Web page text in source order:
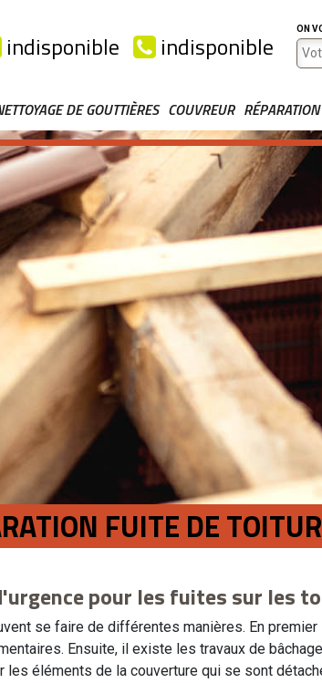
indisponible indisponible
ON
DE GOUTTIÈRES COUVREUR
FUITE DE
pour les fuites sur les
se faire de différentes manières. En
Ensuite, il existe les travaux de
éléments de la couverture qui se sont